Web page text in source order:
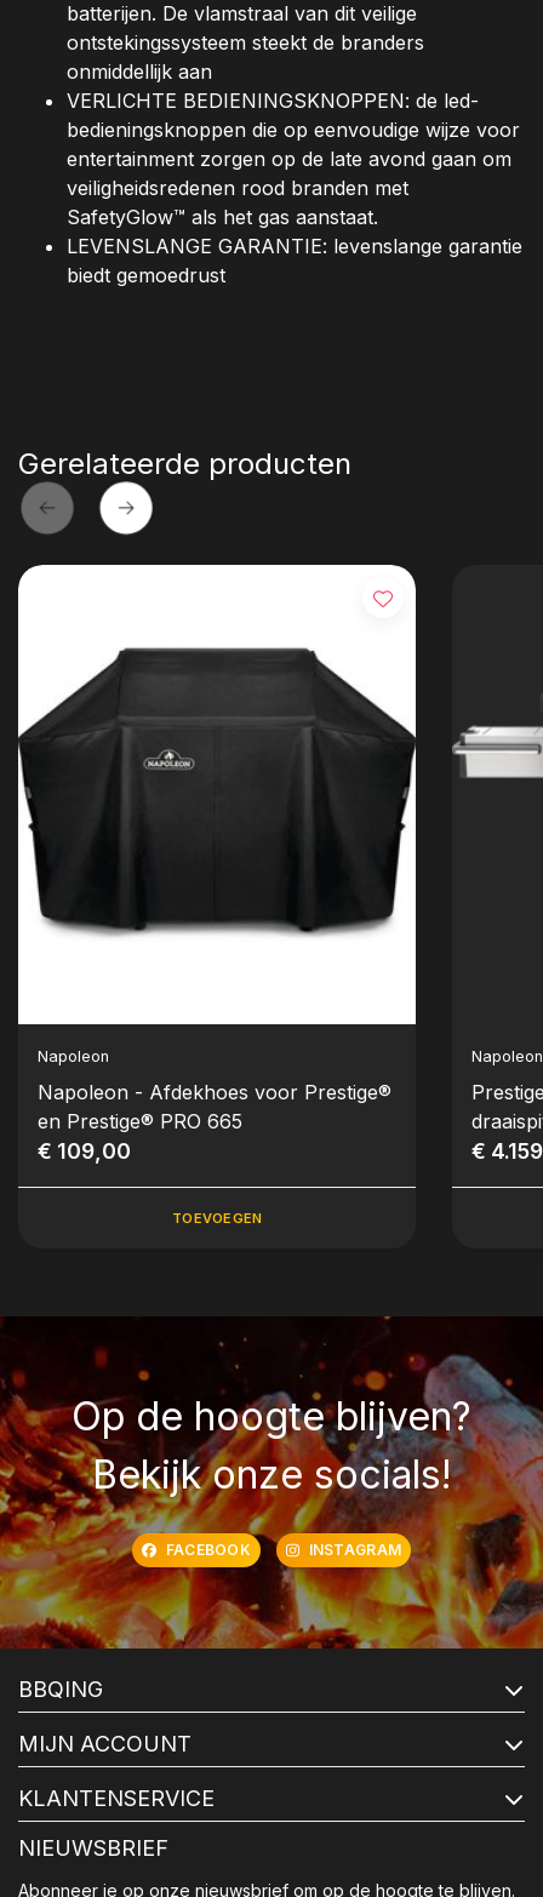
batterijen. De vlamstraal van dit veilige
ontstekingssysteem steekt de branders
onmiddellijk aan
VERLICHTE BEDIENINGSKNOPPEN: de led-
bedieningsknoppen die op eenvoudige wijze voor
entertainment zorgen op de late avond gaan om
veiligheidsredenen rood branden met
SafetyGlow™ als het gas aanstaat.
LEVENSLANGE GARANTIE: levenslange garantie
biedt gemoedrust
Gerelateerde producten
Napoleon
Napoleon - Afdekhoes voor Prestige®
en Prestige® PRO 665
€ 109,00
TOEVOEGEN
Napoleon
€
Op de hoogte blijven?
Bekijk onze socials!
FACEBOOK INSTAGRAM
BBQING
MIJN ACCOUNT
KLANTENSERVICE
NIEUWSBRIEF
Abonneer je op onze nieuwsbrief om op de hoogte te blijven.